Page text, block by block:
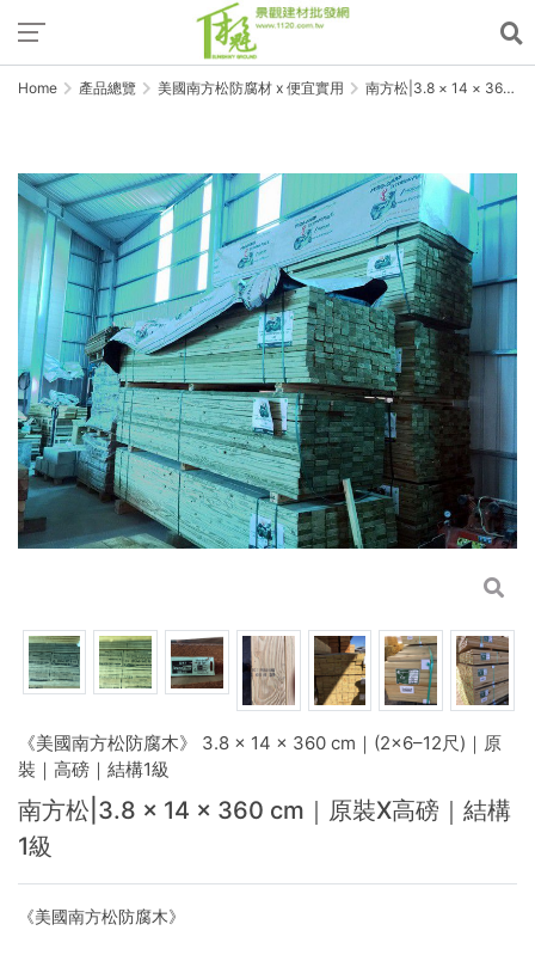
Home 產品總覽 美國南方松防腐材 x 便宜實用
南方松|3.8 × 14 × 360
《美國南方松防腐木》 3.8 × 14 × 360 cm｜(2×6–12尺)｜原
裝｜高磅｜結構1級
南方松|3.8 × 14 × 360 cm｜原裝X高磅｜結構
1級
《美國南方松防腐木》